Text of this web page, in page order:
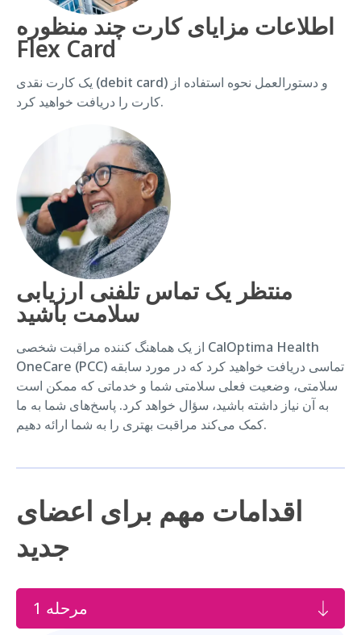
اطلاعات مزایای کارت چند منظوره
Flex Card
یک کارت نقدی (debit card) و دستورالعمل نحوه استفاده از
کارت را دریافت خواهید کرد.
منتظر یک تماس تلفنی ارزیابی
سلامت باشید
از یک هماهنگ کننده مراقبت شخصی CalOptima Health
OneCare (PCC) تماسی دریافت خواهید کرد که در مورد سابقه
سلامتی، وضعیت فعلی سلامتی شما و خدماتی که ممکن است
به آن نیاز داشته باشید، سؤال خواهد کرد. پاسخ‌های شما به ما
کمک می‌کند مراقبت بهتری را به شما ارائه دهیم.
اقدامات مهم برای اعضای
جدید
مرحله 1